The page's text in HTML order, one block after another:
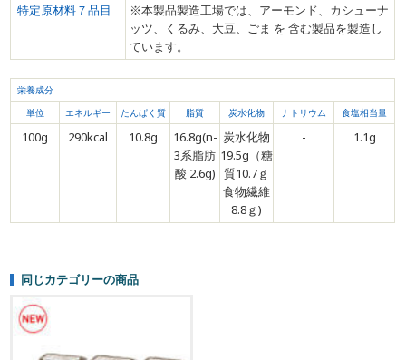
特定原材料７品目
※本製品製造工場では、アーモンド、カシューナ
ッツ、くるみ、大豆、ごま を 含む製品を製造し
ています。
栄養成分
単位
エネルギー たんぱく質 脂質 炭水化物 ナトリウム 食塩相当量
100g 290kcal 10.8g
16.8g(n-
3系脂肪
酸 2.6g)
炭水化物
19.5g（糖
質10.7ｇ
食物繊維
8.8ｇ)
- 1.1g
同じカテゴリーの商品